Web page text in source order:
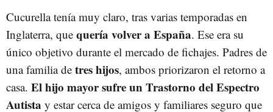
Cucurella tenía muy claro, tras varias temporadas en
Inglaterra, que quería volver a España. Ese era su
único objetivo durante el mercado de fichajes. Padres de
una familia de tres hijos, ambos priorizaron el retorno a
casa. El hijo mayor sufre un Trastorno del Espectro
Autista y estar cerca de amigos y familiares seguro que